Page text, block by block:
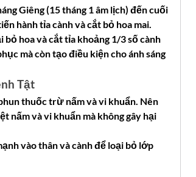
Giêng (15 tháng 1 âm lịch) đến cuối
hành tỉa cành và cắt bỏ hoa mai.
hoa và cắt tỉa khoảng 1/3 số cành
mà còn tạo điều kiện cho ánh sáng
Tật
thuốc trừ nấm và vi khuẩn. Nên
nấm và vi khuẩn mà không gây hại
vào thân và cành để loại bỏ lớp